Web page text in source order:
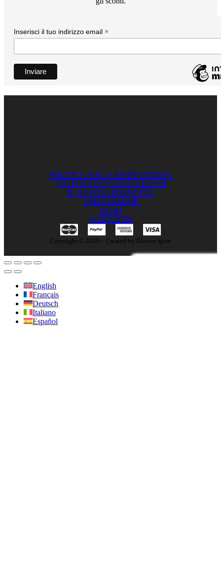
Inserisci il tuo indirizzo email *
POLITICA SULLA RISERVATEZZA
POLITICA DI VENDITA E RESI
IL NOSTRO PRODOTTO
AMBASSADOR
BLOG
CONTATTO
Copyright © 2025 – Created by Bloovs Sport
English
Français
Deutsch
Italiano
Español